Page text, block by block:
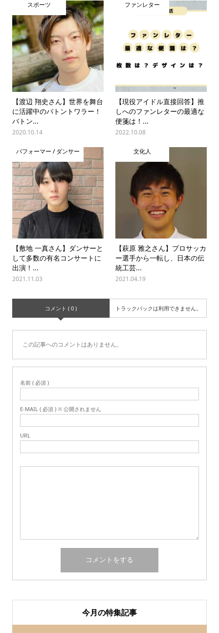
スポーツ
【渡辺 翔史さん】世界を舞台
に活躍中のバトントワラー！
バトン...
2020.10.14
ファンレター
【現役アイドル直接回答】推
しへのファンレターの最適な
便箋は！...
2022.10.08
パフォーマー / ダンサー
【敷地 一真さん】ダンサーと
して多数の有名コンサートに
出演！...
2021.11.03
文化人
【萩原 雅之さん】プロサッカ
ー選手から一転し、日本の伝
統工芸...
2021.04.19
コメント ( 0 ) トラックバックは利用できません。
この記事へのコメントはありません。
名前 ( 必須 )
E-MAIL ( 必須 ) ※ 公開されません
URL
今月の特集記事